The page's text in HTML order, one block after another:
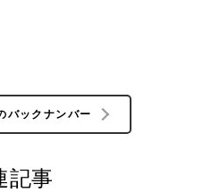
バックナンバー
記事